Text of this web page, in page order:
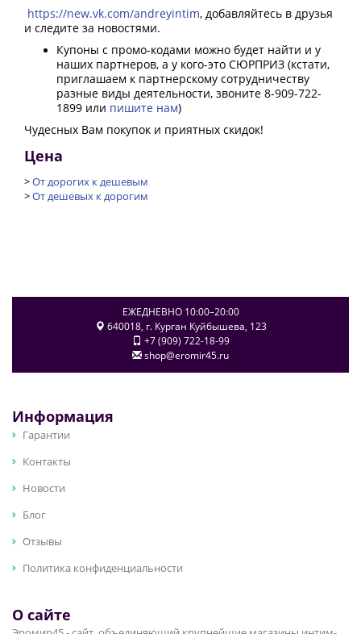
https://new.vk.com/andreyintim, добавляйтесь в друзья
и следите за новостями.
Купоны с промо-кодами можно будет найти и у
наших партнеров, а у кого-это СЮРПРИЗ (кстати,
приглашаем к партнерскому сотрудничеству
разные виды деятельности, звоните 8-909-722-
1899 или пишите нам)
Чудесных Вам покупок и приятных скидок!
Цена
>От дорогих к дешевым
>От дешевых к дорогим
ЕЖЕДНЕВНО 10:00–20:00
640018, г. Курган Куйбышева, 123
+7 (909) 722-18-99
shop@eromir45.ru
Информация
Гарантии
Контакты
Новости
Блог
Отзывы
Политика конфиденциальности
О сайте